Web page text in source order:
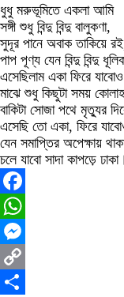
ধুধু মরুভূমিতে একলা আমি
সঙ্গী শুধু বিন্দু বিন্দু বালুকণা,
সুদূর পানে অবাক তাকিয়ে
পাপ পূণ্য যেন বিন্দু বিন্দু
এসেছিলাম একা ফিরে
মাঝে শুধু কিছুটা সময়
বাকিটা সোজা পথে মৃত্যুর
এসেছি তো একা, ফিরে
যেন সমাপ্তির অপেক্ষায়
চলে যাবো সাদা কাপড়ে ঢাকা।
Facebook
WhatsApp
Messenger
Copy